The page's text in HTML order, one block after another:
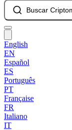
Buscar
English
EN
Español
ES
Português
PT
Française
FR
Italiano
IT